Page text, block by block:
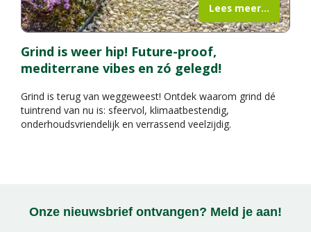
Grind is weer hip! Future-proof,
mediterrane vibes en zó gelegd!
Grind is terug van weggeweest! Ontdek waarom grind dé
tuintrend van nu is: sfeervol, klimaatbestendig,
onderhoudsvriendelijk en verrassend veelzijdig.
Lees meer...
Onze nieuwsbrief ontvangen? Meld je aan!